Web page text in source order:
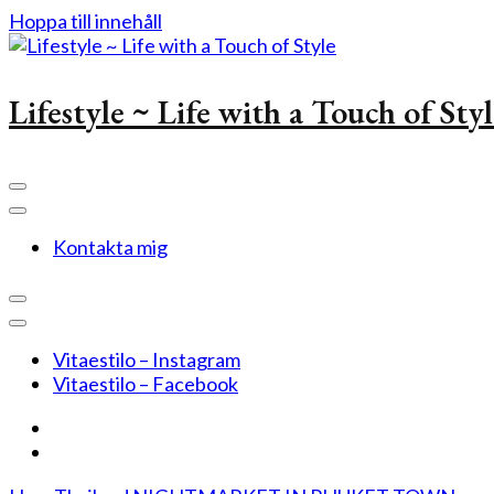
Hoppa till innehåll
Lifestyle ~ Life with a Touch of
Kontakta mig
Vitaestilo – Instagram
Vitaestilo – Facebook